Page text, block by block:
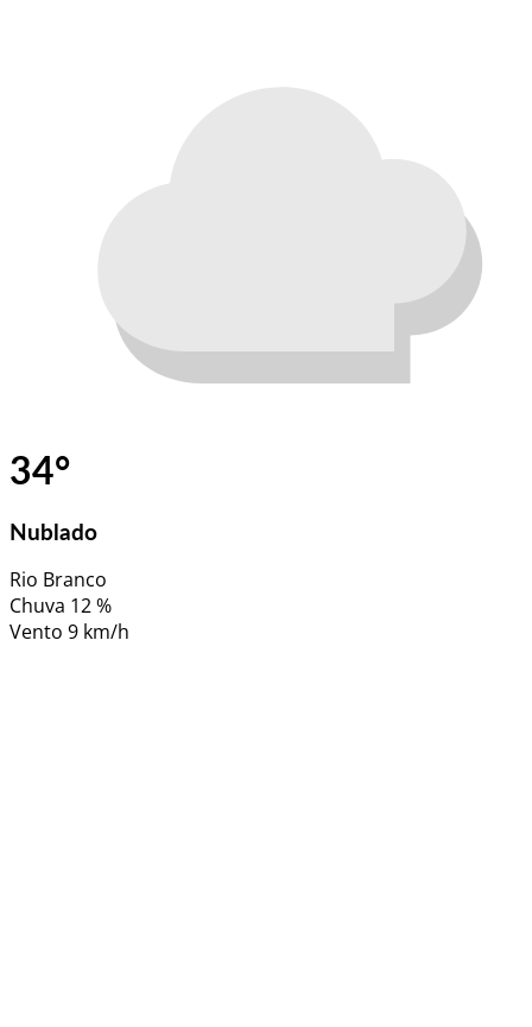
34°
Nublado
Rio Branco
Chuva 12 %
Vento 9 km/h